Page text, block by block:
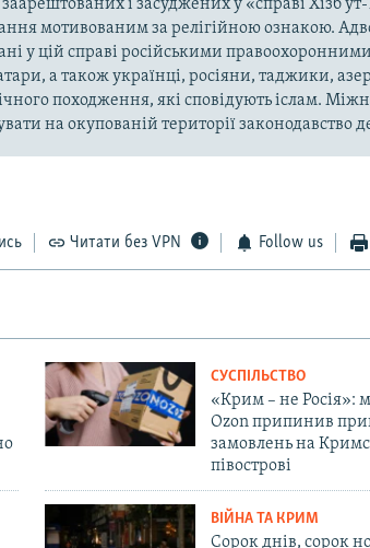
і засуджених у «справі Хізб
мотивованим за релігійною ознакою.
у цій справі російськими
а також українці, росіяни, таджики,
походження, які сповідують іслам.
на окупованій території законодавство
Читати без VPN Follow us
СУСПІЛЬСТВО
«Крим – не Росія»:
Ozon припинив
замовлень на
півострові
ВІЙНА ТА КРИМ
Сорок днів, сорок